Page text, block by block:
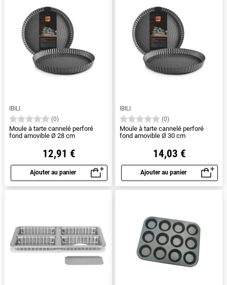
IBILI
(0)
Moule à tarte cannelé perforé
fond amovible Ø 28 cm
12,91 €
Ajouter au panier
Aperçu rapide
IBILI
(0)
Moule à tarte cannelé perforé
fond amovible Ø 30 cm
14,03 €
Ajouter au panier
Aperçu rapide